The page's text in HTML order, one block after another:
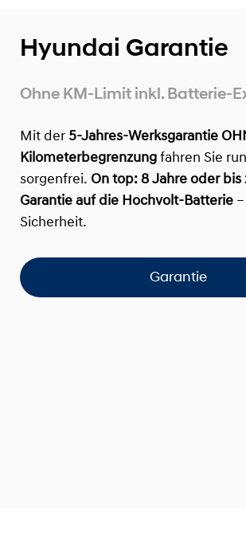
Hyundai Garantie
Ohne KM-Limit inkl. Batterie-
Mit der 5-Jahres-Werksgarantie
Kilometerbegrenzung fahren Sie
sorgenfrei. On top: 8 Jahre oder bis
Garantie auf die Hochvolt-Batterie
Sicherheit.
Garantie